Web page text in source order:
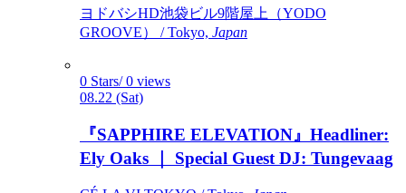
ヨドバシHD池袋ビル9階屋上（YODO
GROOVE） / Tokyo, Japan
0 Stars/ 0 views
08.22 (Sat)
『SAPPHIRE ELEVATION』Headliner:
Ely Oaks ｜ Special Guest DJ: Tungevaag